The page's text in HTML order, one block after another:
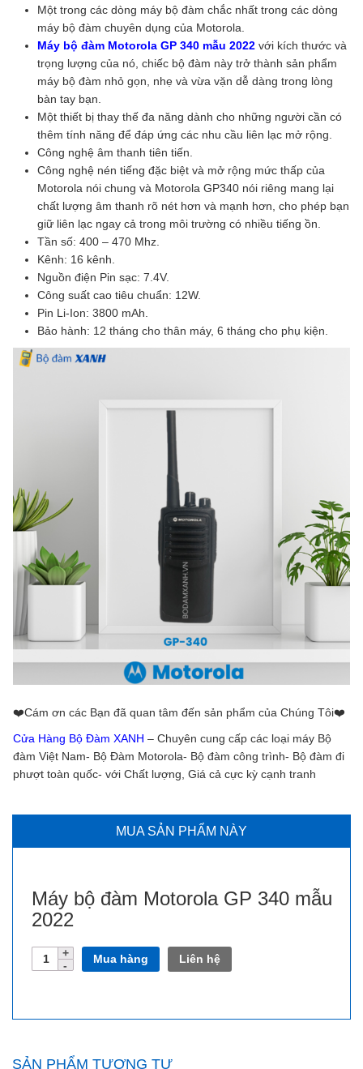
Một trong các dòng máy bộ đàm chắc nhất trong các dòng
máy bộ đàm chuyên dụng của Motorola.
Máy bộ đàm Motorola GP 340 mẫu 2022 với kích thước và
trọng lượng của nó, chiếc bộ đàm này trở thành sản phẩm
máy bộ đàm nhỏ gọn, nhẹ và vừa vặn dễ dàng trong lòng
bàn tay bạn.
Một thiết bị thay thế đa năng dành cho những người cần có
thêm tính năng để đáp ứng các nhu cầu liên lạc mở rộng.
Công nghệ âm thanh tiên tiến.
Công nghệ nén tiếng đặc biệt và mở rộng mức thấp của
Motorola nói chung và Motorola GP340 nói riêng mang lại
chất lượng âm thanh rõ nét hơn và mạnh hơn, cho phép bạn
giữ liên lạc ngay cả trong môi trường có nhiều tiếng ồn.
Tần số: 400 – 470 Mhz.
Kênh: 16 kênh.
Nguồn điện Pin sạc: 7.4V.
Công suất cao tiêu chuẩn: 12W.
Pin Li-Ion: 3800 mAh.
Bảo hành: 12 tháng cho thân máy, 6 tháng cho phụ kiện.
❤️️Cám ơn các Bạn đã quan tâm đến sản phẩm của Chúng Tôi❤️️
Cửa Hàng Bộ Đàm XANH – Chuyên cung cấp các loại máy Bộ
đàm Việt Nam- Bộ Đàm Motorola- Bộ đàm công trình- Bộ đàm đi
phượt toàn quốc- với Chất lượng, Giá cả cực kỳ cạnh tranh
MUA SẢN PHẨM NÀY
Máy bộ đàm Motorola GP 340 mẫu
2022
Số
lượng
Mua hàng Liên hệ
SẢN PHẨM TƯƠNG TỰ